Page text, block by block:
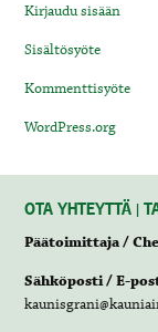
Kirjaudu sisään
Sisältösyöte
Kommenttisyöte
WordPress.org
OTA YHTEYTTÄ |
Päätoimittaja /
Sähköposti / E-